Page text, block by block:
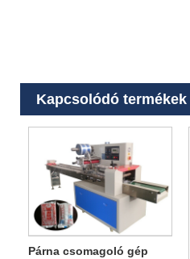
Kapcsolódó termékek
Párna csomagoló gép